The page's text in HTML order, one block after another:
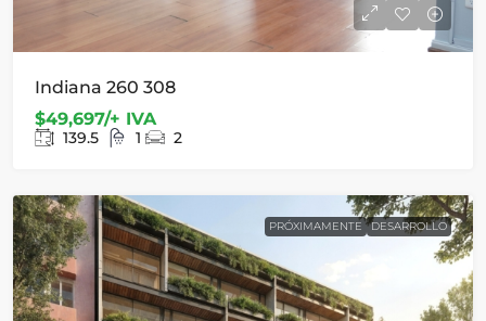
Indiana 260 308
$49,697/+ IVA
139.5 1 2
PRÓXIMAMENTE DESARROLLO